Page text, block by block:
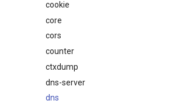
cookie
core
cors
counter
ctxdump
dns-server
dns